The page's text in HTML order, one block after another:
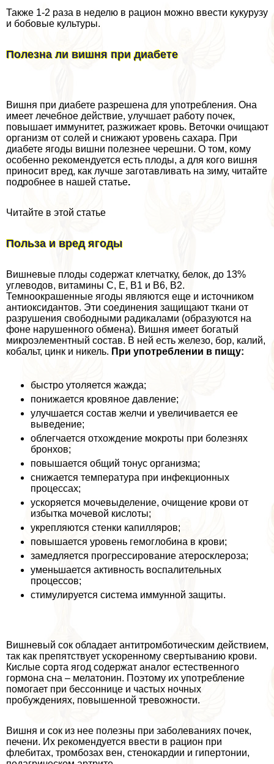
Также 1-2 раза в неделю в рацион можно ввести кукурузу
и бобовые культуры.
Полезна ли вишня при диабете
Вишня при диабете разрешена для употрeбления. Она
имеет лечебное действие, улучшает работу почек,
повышает иммунитет, разжижает кровь. Веточки очищают
организм от солей и снижают уровень сахара. При
диабете ягоды вишни полезнее черешни. О том, кому
особенно рекомендуется есть плоды, а для кого вишня
приносит вред, как лучше заготавливать на зиму, читайте
подробнее в нашей статье.
Читайте в этой статье
Польза и вред ягоды
Вишневые плоды содержат клетчатку, белок, до 13%
углеводов, витамины С, Е, В1 и В6, В2.
Темноокрашенные ягоды являются еще и источником
антиоксидантов. Эти соединения защищают ткани от
разрушения свободными радикалами (образуются на
фоне нарушенного обмена). Вишня имеет богатый
микроэлементный состав. В ней есть железо, бор, калий,
кобальт, цинк и никель. При употрeблении в пищу:
быстро утоляется жажда;
понижается кровяное давление;
улучшается состав желчи и увеличивается ее
выведение;
облегчается отхождение мокроты при болезнях
бронхов;
повышается общий тонус организма;
снижается температура при инфекционных
процессах;
ускоряется мочевыделение, очищение крови от
избытка мочевой кислоты;
укрепляются стенки капилляров;
повышается уровень гемоглобина в крови;
замедляется прогрессирование атеросклероза;
уменьшается активность воспалительных
процессов;
стимулируется система иммунной защиты.
Вишневый сок обладает антитромботическим действием,
так как препятствует ускоренному свертыванию крови.
Кислые сорта ягод содержат аналог естественного
гормона сна – мелатонин. Поэтому их употрeбление
помогает при бессоннице и частых ночных
пробуждениях, повышенной тревожности.
Вишня и сок из нее полезны при заболеваниях почек,
печени. Их рекомендуется ввести в рацион при
флебитах, тромбозах вен, стенокардии и гипертонии,